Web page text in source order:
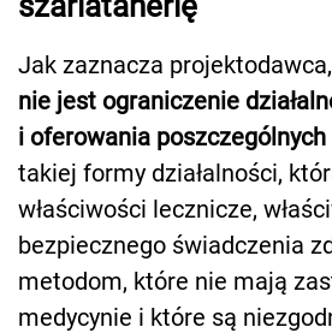
Jak zaznacza projektodawca,
nie jest ograniczenie
i oferowania poszczególnych
takiej formy działalności,
właściwości lecznicze,
bezpiecznego świadczenia
metodom, które nie mają
medycynie i które są